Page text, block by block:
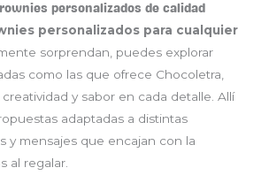
personalizados de calidad
personalizados para cualquier
sorprendan, puedes explorar
como las que ofrece Chocoletra
y sabor en cada detalle. Allí
adaptadas a distintas
y mensajes que encajan con la
al regalar.